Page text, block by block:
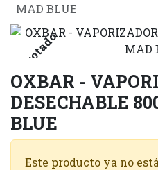
MAD BLUE
Agotado
OXBAR -
DESECHABLE
BLUE
Este producto ya no